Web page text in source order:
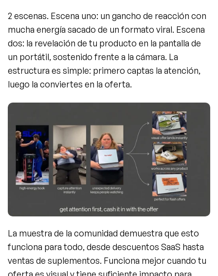
2 escenas. Escena uno: un gancho de reacción con
mucha energía sacado de un formato viral. Escena
dos: la revelación de tu producto en la pantalla de
un portátil, sostenido frente a la cámara. La
estructura es simple: primero captas la atención,
luego la conviertes en la oferta.
La muestra de la comunidad demuestra que esto
funciona para todo, desde descuentos SaaS hasta
ventas de suplementos. Funciona mejor cuando tu